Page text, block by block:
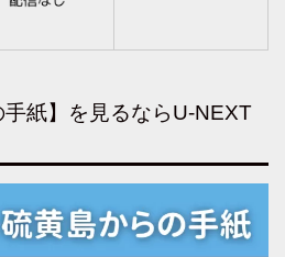
紙】を見るならU-NEXT